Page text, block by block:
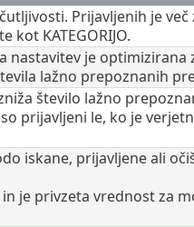
Prijavljenih je več
KATEGORIJO.
nastavitev je optimizirana
lažno prepoznanih
število lažno
prijavljeni le, ko je
iskane, prijavljene ali
je privzeta vrednost za